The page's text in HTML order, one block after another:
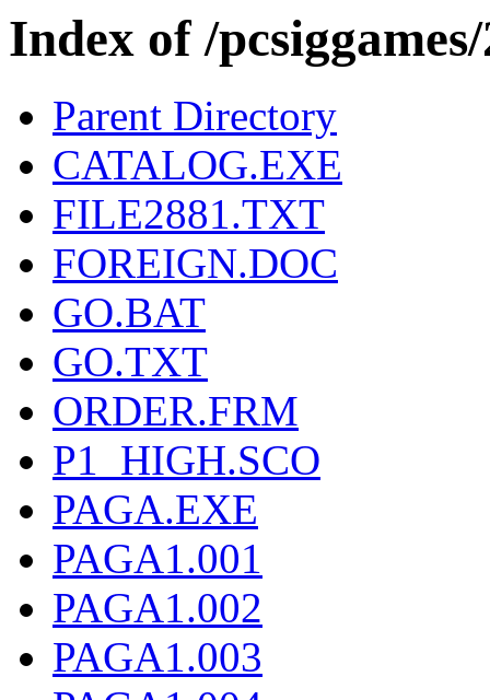
Index of /
Parent Directory
CATALOG.EXE
FILE2881.TXT
FOREIGN.DOC
GO.BAT
GO.TXT
ORDER.FRM
P1_HIGH.SCO
PAGA.EXE
PAGA1.001
PAGA1.002
PAGA1.003